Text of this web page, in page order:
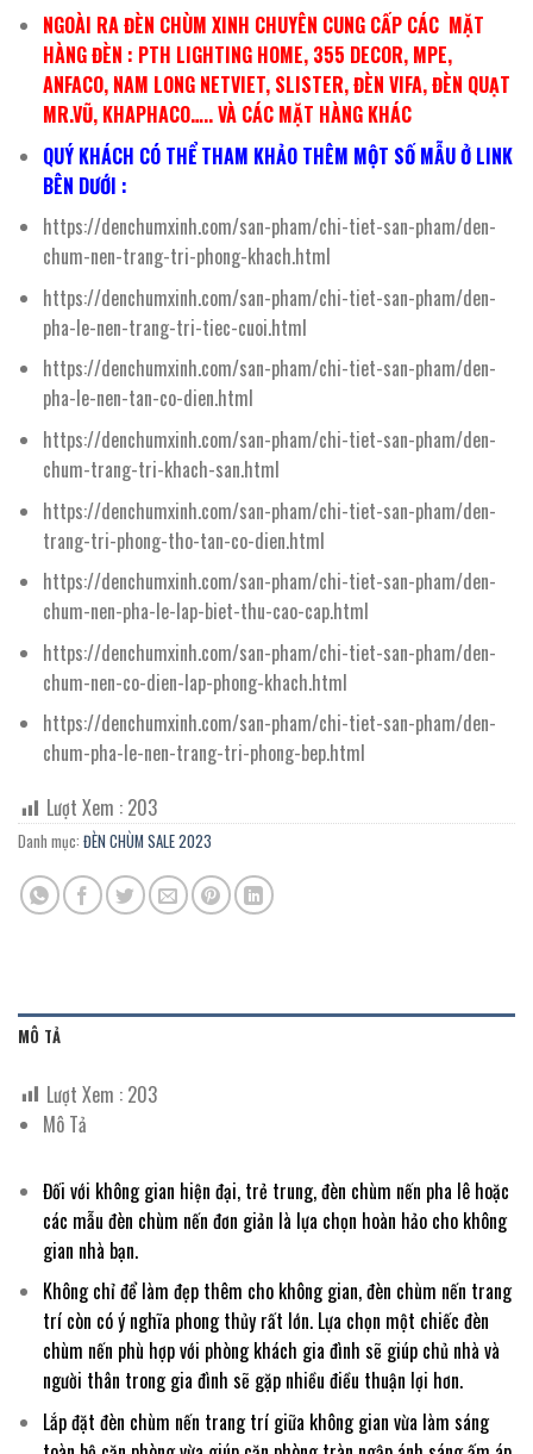
NGOÀI RA ĐÈN CHÙM XINH CHUYÊN CUNG CẤP CÁC MẶT
HÀNG ĐÈN : PTH LIGHTING HOME, 355 DECOR, MPE,
ANFACO, NAM LONG NETVIET, SLISTER, ĐÈN VIFA, ĐÈN QUẠT
MR.VŨ, KHAPHACO….. VÀ CÁC MẶT HÀNG KHÁC
QUÝ KHÁCH CÓ THỂ THAM KHẢO THÊM MỘT SỐ MẪU Ở LINK
BÊN DƯỚI :
https://denchumxinh.com/san-pham/chi-tiet-san-pham/den-
chum-nen-trang-tri-phong-khach.html
https://denchumxinh.com/san-pham/chi-tiet-san-pham/den-
pha-le-nen-trang-tri-tiec-cuoi.html
https://denchumxinh.com/san-pham/chi-tiet-san-pham/den-
pha-le-nen-tan-co-dien.html
https://denchumxinh.com/san-pham/chi-tiet-san-pham/den-
chum-trang-tri-khach-san.html
https://denchumxinh.com/san-pham/chi-tiet-san-pham/den-
trang-tri-phong-tho-tan-co-dien.html
https://denchumxinh.com/san-pham/chi-tiet-san-pham/den-
chum-nen-pha-le-lap-biet-thu-cao-cap.html
https://denchumxinh.com/san-pham/chi-tiet-san-pham/den-
chum-nen-co-dien-lap-phong-khach.html
https://denchumxinh.com/san-pham/chi-tiet-san-pham/den-
chum-pha-le-nen-trang-tri-phong-bep.html
Lượt Xem : 203
Danh mục: ĐÈN CHÙM SALE 2023
MÔ TẢ
Lượt Xem : 203
Mô Tả
Đối với không gian hiện đại, trẻ trung, đèn chùm nến pha lê hoặc
các mẫu đèn chùm nến đơn giản là lựa chọn hoàn hảo cho không
gian nhà bạn.
Không chỉ để làm đẹp thêm cho không gian, đèn chùm nến trang
trí còn có ý nghĩa phong thủy rất lớn. Lựa chọn một chiếc đèn
chùm nến phù hợp với phòng khách gia đình sẽ giúp chủ nhà và
người thân trong gia đình sẽ gặp nhiều điều thuận lợi hơn.
Lắp đặt đèn chùm nến trang trí giữa không gian vừa làm sáng